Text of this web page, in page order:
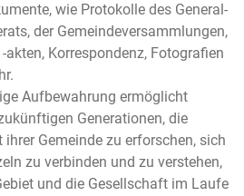
wie Protokolle des General-
der Gemeindeversammlungen,
akten, Korrespondenz, Fotografien
Aufbewahrung ermöglicht
Generationen, die
ihrer Gemeinde zu erforschen, sich
zu verbinden und zu verstehen,
und die Gesellschaft im Laufe